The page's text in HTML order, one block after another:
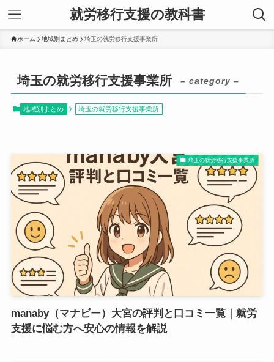
就労移行支援の教科書
ホーム 地域別まとめ 埼玉の就労移行支援事業所
埼玉の就労移行支援事業所 – category –
地域別まとめ 埼玉の就労移行支援事業所
埼玉の就労移行支援事業所
manaby（マナビー）大宮の評判と口コミ一覧｜就労
支援に悩む方へ安心の情報を解説